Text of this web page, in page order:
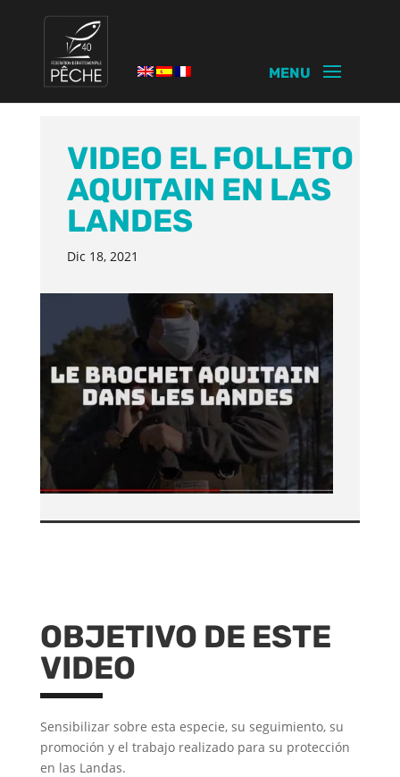
VIDEO EL FOLLETO
AQUITAIN EN LAS
LANDES
Dic 18, 2021
OBJETIVO DE ESTE
VIDEO
Sensibilizar sobre esta especie, su seguimiento, su
promoción y el trabajo realizado para su protección
en las Landas.